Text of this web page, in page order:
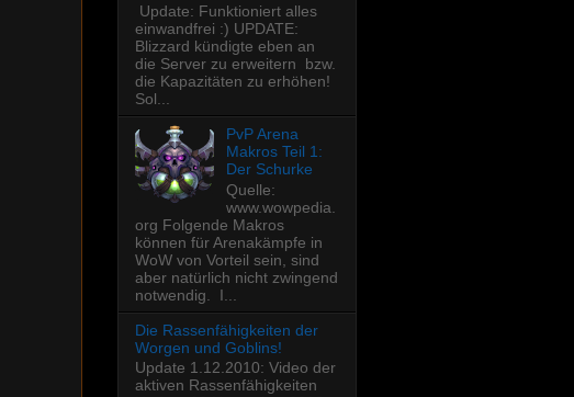
Update: Funktioniert alles
einwandfrei :) UPDATE:
Blizzard kündigte eben an
die Server zu erweitern bzw.
die Kapazitäten zu erhöhen!
Sol...
PvP Arena
Makros Teil 1:
Der Schurke
Quelle:
www.wowpedia.
org Folgende Makros
können für Arenakämpfe in
WoW von Vorteil sein, sind
aber natürlich nicht zwingend
notwendig. I...
Die Rassenfähigkeiten der
Worgen und Goblins!
Update 1.12.2010: Video der
aktiven Rassenfähigkeiten